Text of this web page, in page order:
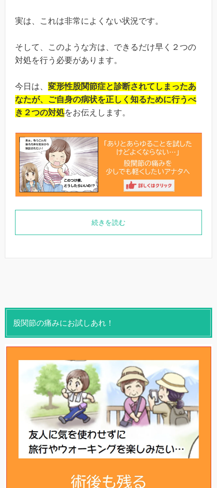
実は、これは非常によくない状況です。
そして、このような方は、できるだけ早く２つの
対処を行う必要があります。
今日は、 変形性股関節症と診断されてしまったあ
なたが、ご自身の病状を正しく知るために行うべ
き２つの対処をお伝えします。
続きを読む
股関節の痛みにお試しあれ！